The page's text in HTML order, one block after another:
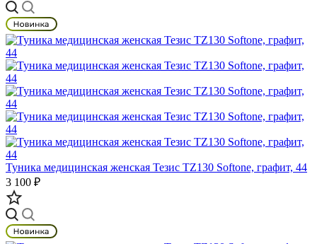
Туника медицинская женская Тезис TZ130 Softone, графит, 44
3 100 ₽